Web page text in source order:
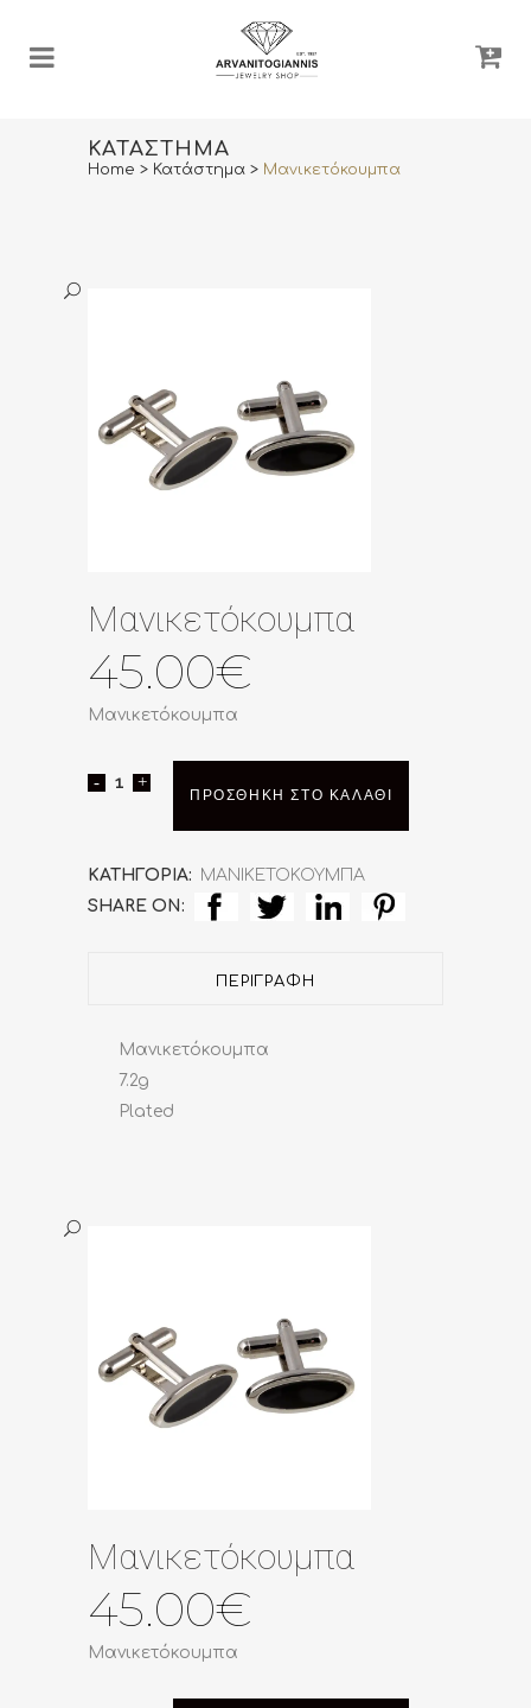
ΚΑΤΆΣΤΗΜΑ
Home > Κατάστημα > Μανικετόκουμπα
Μανικετόκουμπα
45.00€
Μανικετόκουμπα
Μανικετόκουμπα
ΠΡΟΣΘΉΚΗ ΣΤΟ ΚΑΛΆΘΙ
ΚΑΤΗΓΟΡΊΑ:
ΜΑΝΙΚΕΤΟΚΟΥΜΠΑ
SHARE ON:
ΠΕΡΙΓΡΑΦΉ
Μανικετόκουμπα
7.2g
Plated
Μανικετόκουμπα
45.00€
Μανικετόκουμπα